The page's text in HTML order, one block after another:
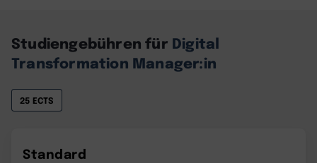
Studiengebühren für Digital
Transformation Manager:in
25 ECTS
Standard